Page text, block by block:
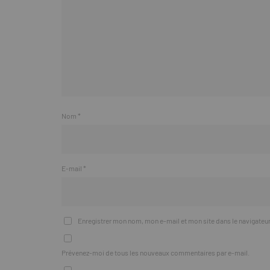
Nom *
E-mail *
Enregistrer mon nom, mon e-mail et mon site dans le
Prévenez-moi de tous les nouveaux commentaires par e-mail.